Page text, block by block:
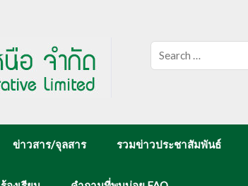
ข่าวสาร/จุลสาร รวมข่าวประชาสัมพันธ์